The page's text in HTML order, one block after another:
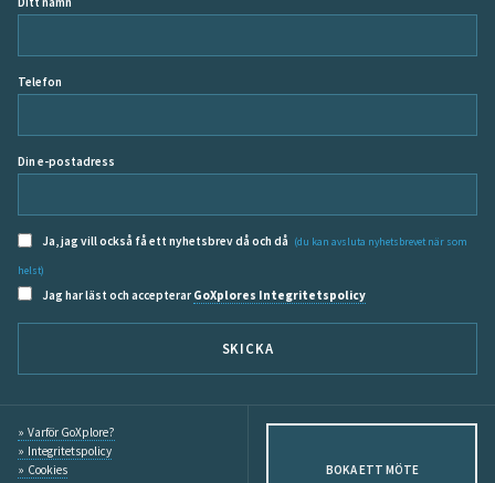
Telefon
Din e-postadress
Ja, jag vill också få ett nyhetsbrev då och då (du kan avsluta nyhetsbrevet när som
helst)
Jag har läst och accepterar GoXplores Integritetspolicy
SKICKA
Varför GoXplore?
Integritetspolicy
Cookies
BOKA ETT MÖTE